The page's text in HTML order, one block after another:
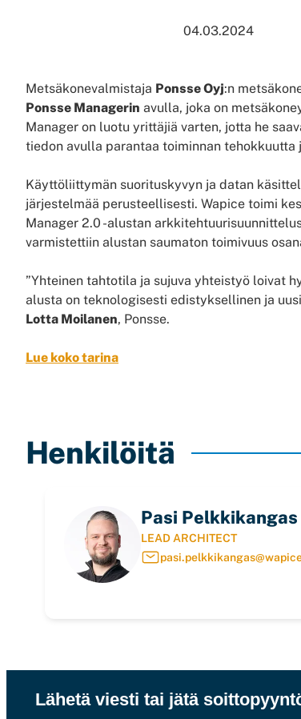
04.03.2024
Metsäkonevalmistaja Ponsse Oyj:n
Ponsse Managerin avulla, joka on
Manager on luotu yrittäjiä varten, jotta he
tiedon avulla parantaa toiminnan tehokkuutta
Käyttöliittymän suorituskyvyn ja datan
järjestelmää perusteellisesti. Wapice toimi
Manager 2.0 -alustan
varmistettiin alustan saumaton toimivuus
”Yhteinen tahtotila ja sujuva yhteistyö loivat
alusta on teknologisesti edistyksellinen ja
Lotta Moilanen, Ponsse.
Lue koko tarina
Henkilöitä
Pasi Pelkkikangas
LEAD ARCHITECT
Lähetä viesti tai jätä